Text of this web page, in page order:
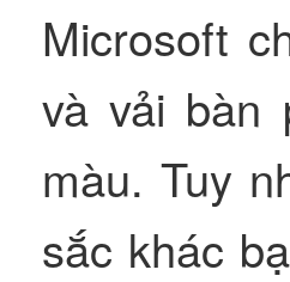
Microsoft
và vải bàn
màu. Tuy
sắc khác